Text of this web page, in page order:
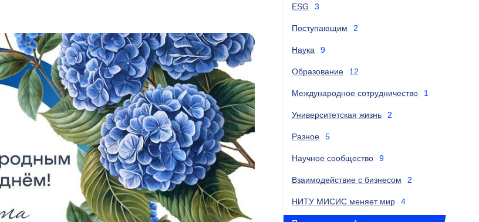
ESG 3
Поступающим 2
Наука 9
Образование 12
Международное сотрудничество 1
Университетская жизнь 2
Разное 5
Научное сообщество 9
Взаимодействие с бизнесом 2
НИТУ МИСИС меняет мир 4